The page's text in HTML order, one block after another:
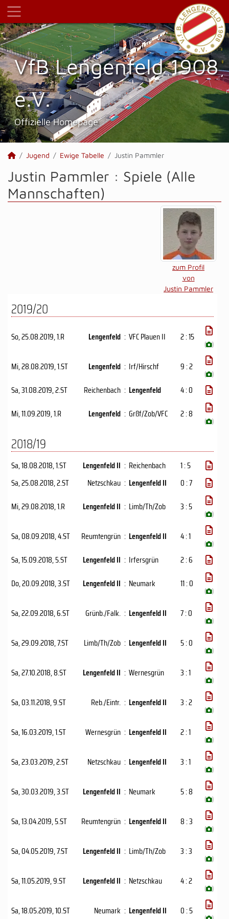
VfB Lengenfeld 1908
e.V.
Offizielle Homepage
Jugend Ewige Tabelle Justin Pammler
Justin Pammler : Spiele (Alle
Mannschaften)
zum Profil
von
Justin Pammler
2019/20
So, 25.08.2019, 1.R Lengenfeld : VFC Plauen II 2 : 15
( )
Mi, 28.08.2019, 1.ST Lengenfeld : Irf/​Hirschf 9 : 2
( )
Sa, 31.08.2019, 2.ST Reichenbach : Lengenfeld
4 : 0
Mi, 11.09.2019, 1.R Lengenfeld : Grßf/Zob/VFC 2 : 8
( )
2018/19
Sa, 18.08.2018, 1.ST Lengenfeld II : Reichenbach
1 : 5
Sa, 25.08.2018, 2.ST Netzschkau : Lengenfeld II
0 : 7
Mi, 29.08.2018, 1.R Lengenfeld II : Limb/​Th/Zob 3 : 5
( )
Sa, 08.09.2018, 4.ST Reumtengrün : Lengenfeld II 4 : 1
( )
Sa, 15.09.2018, 5.ST Lengenfeld II : Irfersgrün
2 : 6
Do, 20.09.2018, 3.ST Lengenfeld II : Neumark 11 : 0
( )
Sa, 22.09.2018, 6.ST Grünb./Falk. : Lengenfeld II 7 : 0
( )
Sa, 29.09.2018, 7.ST Limb/​Th/Zob : Lengenfeld II 5 : 0
( )
Sa, 27.10.2018, 8.ST Lengenfeld II : Wernesgrün 3 : 1
( )
Sa, 03.11.2018, 9.ST Reb./​Eintr. : Lengenfeld II 3 : 2
( )
Sa, 16.03.2019, 1.ST Wernesgrün : Lengenfeld II 2 : 1
( )
Sa, 23.03.2019, 2.ST Netzschkau : Lengenfeld II 3 : 1
( )
Sa, 30.03.2019, 3.ST Lengenfeld II : Neumark 5 : 8
( )
Sa, 13.04.2019, 5.ST Reumtengrün : Lengenfeld II 8 : 3
( )
Sa, 04.05.2019, 7.ST Lengenfeld II : Limb/​Th/Zob 3 : 3
( )
Sa, 11.05.2019, 9.ST Lengenfeld II : Netzschkau 4 : 2
( )
Sa, 18.05.2019, 10.ST Neumark : Lengenfeld II 0 : 5